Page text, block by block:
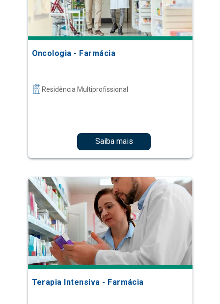
Oncologia - Farmácia
Residência Multiprofissional
Saiba mais
Terapia Intensiva - Farmácia